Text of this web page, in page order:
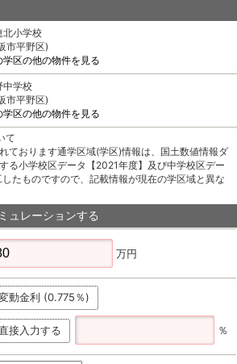
北小学校
市平野区)
学区の他の物件を見る
中学校
市平野区)
学区の他の物件を見る
て
ております通学区域(学区)情報は、国土数値情報ダ
る小学校区データ【2021年度】及び中学校区デー
たものですので、記載情報が現在の学区域と異な
ュレーションする
万円
動金利 (0.775％)
接入力する ％